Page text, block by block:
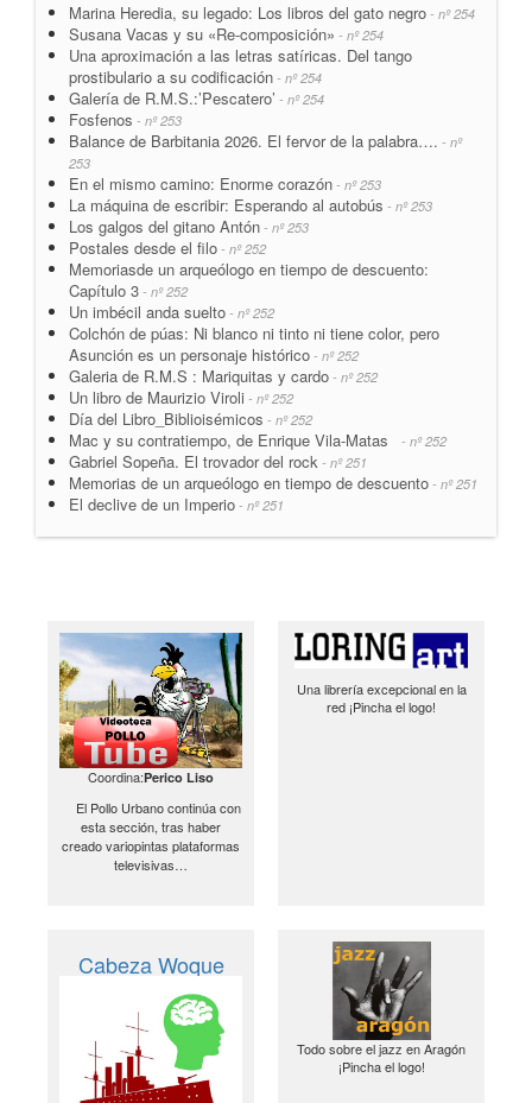
Marina Heredia, su legado: Los libros del gato negro - nº 254
Susana Vacas y su «Re-composición» - nº 254
Una aproximación a las letras satíricas. Del tango
prostibulario a su codificación - nº 254
Galería de R.M.S.:’Pescatero’ - nº 254
Fosfenos - nº 253
Balance de Barbitania 2026. El fervor de la palabra…. - nº
253
En el mismo camino: Enorme corazón - nº 253
La máquina de escribir: Esperando al autobús - nº 253
Los galgos del gitano Antón - nº 253
Postales desde el filo - nº 252
Memoriasde un arqueólogo en tiempo de descuento:
Capítulo 3 - nº 252
Un imbécil anda suelto - nº 252
Colchón de púas: Ni blanco ni tinto ni tiene color, pero
Asunción es un personaje histórico - nº 252
Galeria de R.M.S : Mariquitas y cardo - nº 252
Un libro de Maurizio Viroli - nº 252
Día del Libro_Biblioisémicos - nº 252
Mac y su contratiempo, de Enrique Vila-Matas - nº 252
Gabriel Sopeña. El trovador del rock - nº 251
Memorias de un arqueólogo en tiempo de descuento - nº 251
El declive de un Imperio - nº 251
Coordina:Perico Liso
El Pollo Urbano continúa con
esta sección, tras haber
creado variopintas plataformas
televisivas…
Una librería excepcional en la
red ¡Pincha el logo!
Cabeza Woque
Todo sobre el jazz en Aragón
¡Pincha el logo!